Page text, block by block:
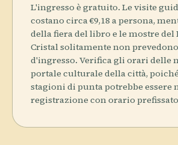
L'ingresso è gratuito. Le visite
costano circa €9,18 a persona,
della fiera del libro e le mostre del
Cristal solitamente non
d'ingresso. Verifica gli orari delle
portale culturale della città,
stagioni di punta potrebbe essere
registrazione con orario